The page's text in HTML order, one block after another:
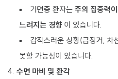
기면증 환자는 주의 집중력
느려지는 경향 이 있습니다.
갑작스러운 상황(급정거, 차
못할 가능성이 있습니다.
수면 마비 및 환각